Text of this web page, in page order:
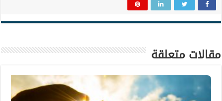
مقالات متعلقة